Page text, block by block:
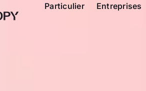
Particulier Entreprises